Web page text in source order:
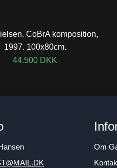
CoBrA komposition,
1997. 100x80cm.
44.500 DKK
Om